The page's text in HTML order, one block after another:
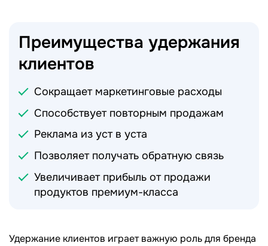
Преимущества удержания
клиентов
Сокращает маркетинговые расходы
Способствует повторным продажам
Реклама из уст в уста
Позволяет получать обратную связь
Увеличивает прибыль от продажи
продуктов премиум-класса
Удержание клиентов играет важную роль для бренда